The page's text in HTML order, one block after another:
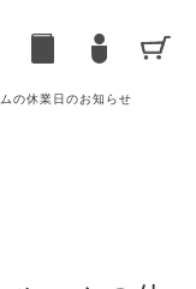
の休業日のお知らせ